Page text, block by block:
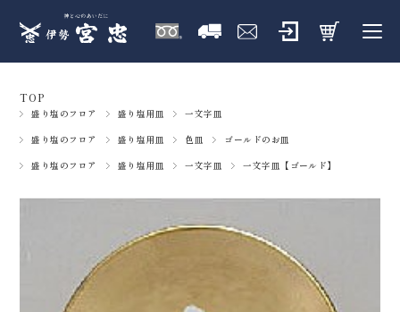
TOP
盛り塩のフロア 盛り塩用皿 一文字皿
盛り塩のフロア 盛り塩用皿 色皿 ゴールドのお皿
盛り塩のフロア 盛り塩用皿 一文字皿 一文字皿【ゴールド】